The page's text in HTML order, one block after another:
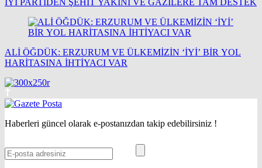
ALİ ÖĞDÜK: ERZURUM VE ÜLKEMİZİN ‘İYİ’ BİR YOL
HARİTASINA İHTİYACI VAR
Haberleri güncel olarak e-postanızdan takip edebilirsiniz !